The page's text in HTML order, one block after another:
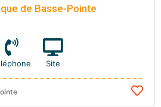
de Basse-Pointe
Site